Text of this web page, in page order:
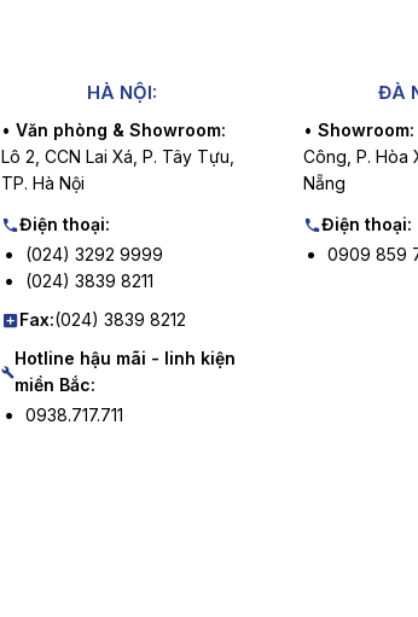
HÀ NỘI:
• Văn phòng & Showroom:
Lô 2, CCN Lai Xá, P. Tây Tựu,
TP. Hà Nội
Điện thoại:
(024) 3292 9999
(024) 3839 8211
Fax:(024) 3839 8212
Hotline hậu mãi - linh kiện
miền Bắc:
0938.717.711
ĐÀ
• Showroom:
Công, P. Hòa
Nẵng
Điện thoại:
0909 859